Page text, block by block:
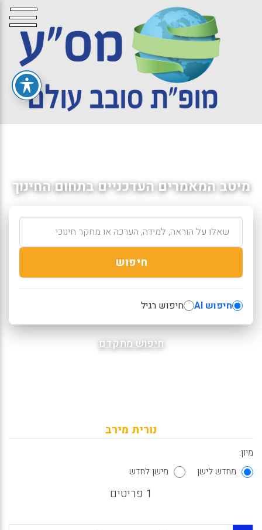
מיטב המאמרים העדכניים בתחום החינוך
חיפוש
חיפוש AI חיפוש רגיל
חיפוש מתקדם
נורית מירב
מיון:
מחדש לישן
מישן לחדש
1 פריטים